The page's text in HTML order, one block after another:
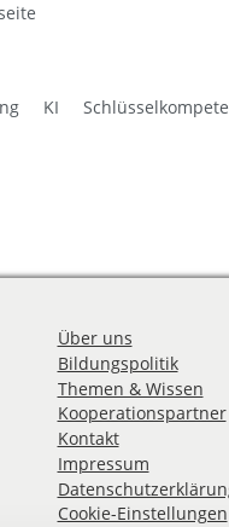
KI
Über uns
Bildungspolitik
Themen & Wissen
Kooperationspartner
Kontakt
Impressum
Cookie-Einstellungen